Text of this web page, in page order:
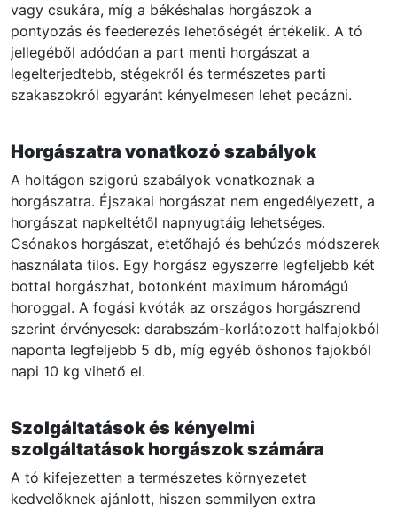
vagy csukára, míg a békéshalas horgászok a
pontyozás és feederezés lehetőségét értékelik. A tó
jellegéből adódóan a part menti horgászat a
legelterjedtebb, stégekről és természetes parti
szakaszokról egyaránt kényelmesen lehet pecázni.
Horgászatra vonatkozó szabályok
A holtágon szigorú szabályok vonatkoznak a
horgászatra. Éjszakai horgászat nem engedélyezett, a
horgászat napkeltétől napnyugtáig lehetséges.
Csónakos horgászat, etetőhajó és behúzós módszerek
használata tilos. Egy horgász egyszerre legfeljebb két
bottal horgászhat, botonként maximum háromágú
horoggal. A fogási kvóták az országos horgászrend
szerint érvényesek: darabszám-korlátozott halfajokból
naponta legfeljebb 5 db, míg egyéb őshonos fajokból
napi 10 kg vihető el.
Szolgáltatások és kényelmi
szolgáltatások horgászok számára
A tó kifejezetten a természetes környezetet
kedvelőknek ajánlott, hiszen semmilyen extra